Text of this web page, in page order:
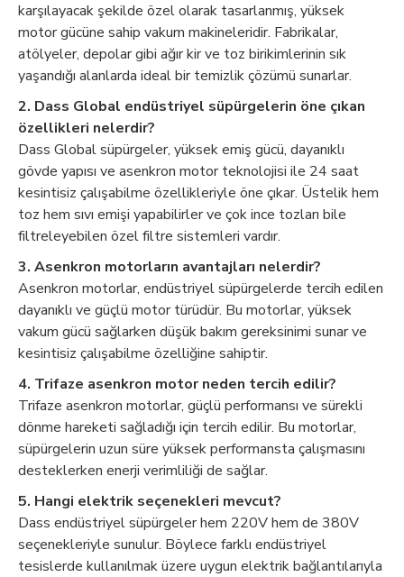
karşılayacak şekilde özel olarak tasarlanmış, yüksek
motor gücüne sahip vakum makineleridir. Fabrikalar,
atölyeler, depolar gibi ağır kir ve toz birikimlerinin sık
yaşandığı alanlarda ideal bir temizlik çözümü sunarlar.
2. Dass Global endüstriyel süpürgelerin öne çıkan
özellikleri nelerdir?
Dass Global süpürgeler, yüksek emiş gücü, dayanıklı
gövde yapısı ve asenkron motor teknolojisi ile 24 saat
kesintisiz çalışabilme özellikleriyle öne çıkar. Üstelik hem
toz hem sıvı emişi yapabilirler ve çok ince tozları bile
filtreleyebilen özel filtre sistemleri vardır.
3. Asenkron motorların avantajları nelerdir?
Asenkron motorlar, endüstriyel süpürgelerde tercih edilen
dayanıklı ve güçlü motor türüdür. Bu motorlar, yüksek
vakum gücü sağlarken düşük bakım gereksinimi sunar ve
kesintisiz çalışabilme özelliğine sahiptir.
4. Trifaze asenkron motor neden tercih edilir?
Trifaze asenkron motorlar, güçlü performansı ve sürekli
dönme hareketi sağladığı için tercih edilir. Bu motorlar,
süpürgelerin uzun süre yüksek performansta çalışmasını
desteklerken enerji verimliliği de sağlar.
5. Hangi elektrik seçenekleri mevcut?
Dass endüstriyel süpürgeler hem 220V hem de 380V
seçenekleriyle sunulur. Böylece farklı endüstriyel
tesislerde kullanılmak üzere uygun elektrik bağlantılarıyla